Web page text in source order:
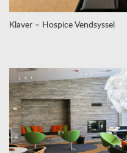
Klaver – Hospice Vendsyssel